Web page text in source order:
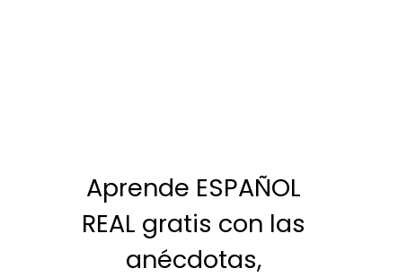
Aprende ESPAÑOL
REAL gratis con las
anécdotas,